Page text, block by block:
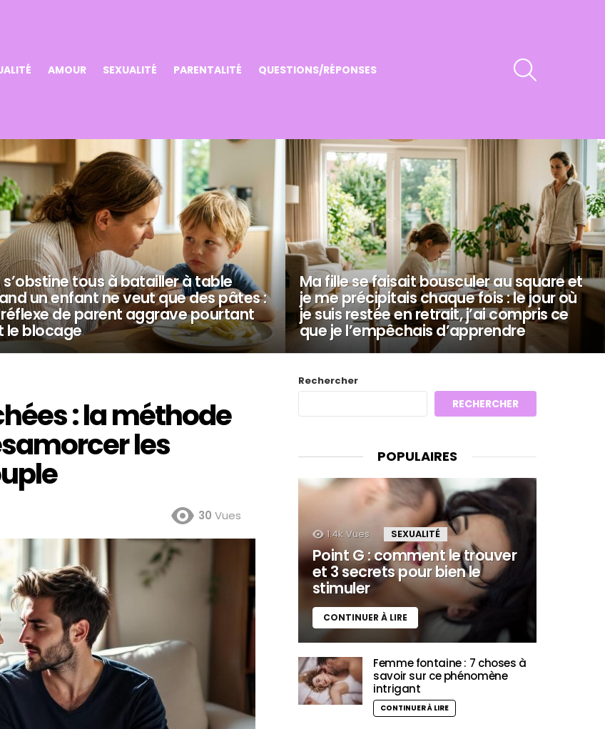
AMOUR SEXUALITÉ PARENTALITÉ QUESTIONS/RÉPONSES
s’obstine tous à batailler à table
un enfant ne veut que des pâtes :
de parent aggrave pourtant
le blocage
Ma fille se faisait bousculer au square et
je me précipitais chaque fois : le jour où
je suis restée en retrait, j’ai compris ce
que je l’empêchais d’apprendre
: la méthode
les
30 Vues
Rechercher
RECHERCHER
POPULAIRES
1.4k Vues SEXUALITÉ
Point G : comment le trouver
et 3 secrets pour bien le
stimuler
CONTINUER À LIRE
Femme fontaine : 7 choses à
savoir sur ce phénomène
intrigant
CONTINUER À LIRE